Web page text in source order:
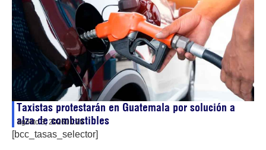
Taxistas protestarán en Guatemala por solución a
alza de combustibles
agosto 3, 202601:29
[bcc_tasas_selector]